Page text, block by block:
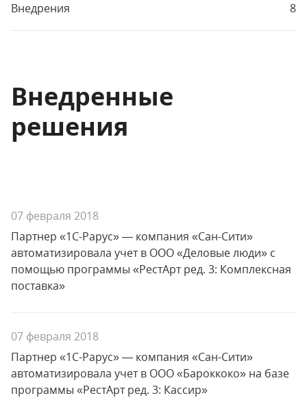
Внедрения
8
Внедренные
решения
07 февраля 2018
Партнер «1С-Рарус» — компания «Сан-Сити»
автоматизировала учет в ООО «Деловые люди» с
помощью программы «РестАрт ред. 3: Комплексная
поставка»
07 февраля 2018
Партнер «1С-Рарус» — компания «Сан-Сити»
автоматизировала учет в ООО «Бароккоко» на базе
программы «РестАрт ред. 3: Кассир»